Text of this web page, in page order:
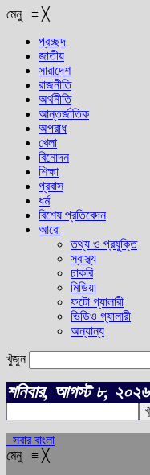
মেনু ≡ ╳
প্রচ্ছদ
জাতীয়
সারাদেশ
রাজনীতি
অর্থনীতি
আন্তর্জাতিক
অপরাধ
খেলা
বিনোদন
শিক্ষা
প্রবাস
ধর্ম
বিশেষ প্রতিবেদন
আরো
তথ্য ও প্রযুক্তি
স্বাস্থ্য
চাকরি
মিডিয়া
ফটো গ্যালারী
ভিডিও গ্যালারী
অন্যান্য
খুঁজুন
শনিবার, আগস্ট ৮, ২০২৬
সবার বাংলা
মেনু ≡ ╳